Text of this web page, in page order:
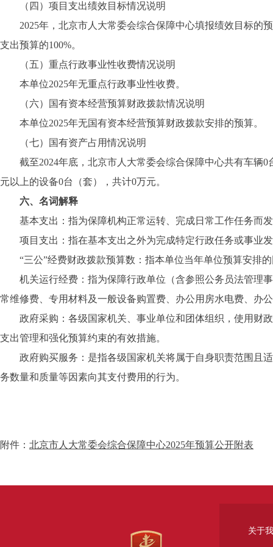
（四）项目支出绩效目标情况说明
2025年，北京市人大常委会综合保障中心填报绩效目标的预
支出预算的100%。
（五）重点行政事业性收费情况说明
本单位2025年无重点行政事业性收费。
（六）国有资本经营预算财政拨款情况说明
本单位2025年无国有资本经营预算财政拨款安排的预算。
（七）国有资产占用情况说明
截至2024年底，北京市人大常委会综合保障中心共有车辆0
元以上的设备0台（套），共计0万元。
六、名词解释
基本支出：指为保障机构正常运转、完成日常工作任务而发
项目支出：指在基本支出之外为完成特定行政任务或事业
“三公”经费财政拨款预算数：指本单位当年单位预算安排
机关运行经费：指为保障行政单位（含参照公务员法管理事
常维修费、专用材料及一般设备购置费、办公用房水电费、办
政府采购：各级国家机关、事业单位和团体组织，使用财政
支出管理和强化预算约束的有效措施。
政府购买服务：是指各级国家机关将属于自身职责范围且适
务数量和质量等因素向其支付费用的行为。
附件： 北京市人大常委会综合保障中心2025年预算公开附表
关于